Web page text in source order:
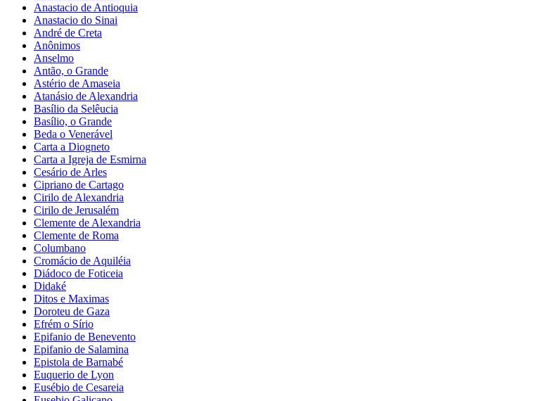
Anastacio de Antioquia
Anastacio do Sinai
André de Creta
Anônimos
Anselmo
Antão, o Grande
Astério de Amaseia
Atanásio de Alexandria
Basílio da Selêucia
Basílio, o Grande
Beda o Venerável
Carta a Diogneto
Carta a Igreja de Esmirna
Cesário de Arles
Cipriano de Cartago
Cirilo de Alexandria
Cirilo de Jerusalém
Clemente de Alexandria
Clemente de Roma
Columbano
Cromácio de Aquiléia
Diádoco de Foticeia
Didaké
Ditos e Maximas
Doroteu de Gaza
Efrém o Sírio
Epifanio de Benevento
Epifanio de Salamina
Epistola de Barnabé
Euquerio de Lyon
Eusébio de Cesareia